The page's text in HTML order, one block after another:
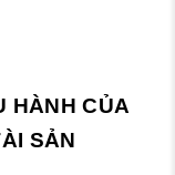
HÀNH CỦA
SẢN